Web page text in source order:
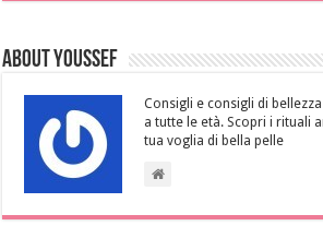
About Youssef
Consigli e consigli di
a tutte le età. Scopri i rituali
tua voglia di bella pelle